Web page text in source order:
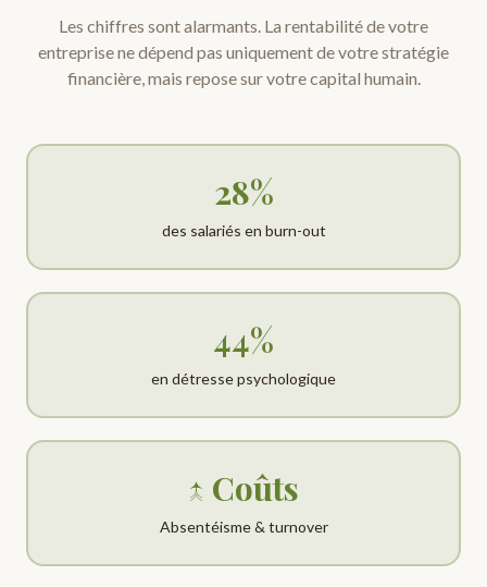
Les chiffres sont alarmants. La rentabilité de votre
entreprise ne dépend pas uniquement de votre stratégie
financière, mais repose sur votre capital humain.
28%
des salariés en burn-out
44%
en détresse psychologique
↑ Coûts
Absentéisme & turnover